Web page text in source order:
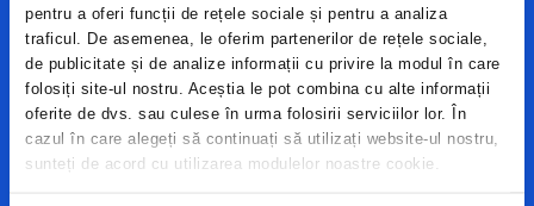
pentru a oferi funcții de rețele sociale și pentru a analiza
traficul. De asemenea, le oferim partenerilor de rețele sociale,
de publicitate și de analize informații cu privire la modul în care
folosiți site-ul nostru. Aceștia le pot combina cu alte informații
oferite de dvs. sau culese în urma folosirii serviciilor lor. În
cazul în care alegeți să continuați să utilizați website-ul nostru,
sunteți de acord cu utilizarea modulelor noastre cookie.
06-09-2021
Convocator AGEA USFN 07.10.2021
Bugetul de Venituri și Cheltuieli – Anul 2021